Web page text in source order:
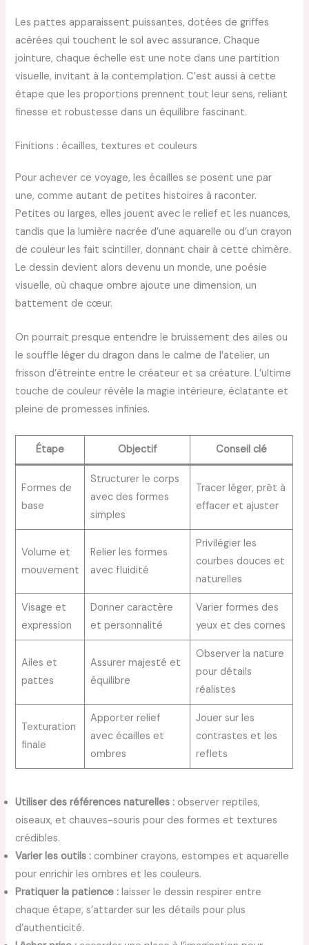
Les pattes apparaissent puissantes, dotées de griffes
acérées qui touchent le sol avec assurance. Chaque
jointure, chaque échelle est une note dans une partition
visuelle, invitant à la contemplation. C’est aussi à cette
étape que les proportions prennent tout leur sens, reliant
finesse et robustesse dans un équilibre fascinant.
Finitions : écailles, textures et couleurs
Pour achever ce voyage, les écailles se posent une par
une, comme autant de petites histoires à raconter.
Petites ou larges, elles jouent avec le relief et les nuances,
tandis que la lumière nacrée d’une aquarelle ou d’un crayon
de couleur les fait scintiller, donnant chair à cette chimère.
Le dessin devient alors devenu un monde, une poésie
visuelle, où chaque ombre ajoute une dimension, un
battement de cœur.
On pourrait presque entendre le bruissement des ailes ou
le souffle léger du dragon dans le calme de l’atelier, un
frisson d’étreinte entre le créateur et sa créature. L’ultime
touche de couleur révèle la magie intérieure, éclatante et
pleine de promesses infinies.
Étape Objectif Conseil clé
Formes de
base
Structurer le corps
avec des formes
simples
Tracer léger, prêt à
effacer et ajuster
Volume et
mouvement
Relier les formes
avec fluidité
Privilégier les
courbes douces et
naturelles
Visage et
expression
Donner caractère
et personnalité
Varier formes des
yeux et des cornes
Ailes et
pattes
Assurer majesté et
équilibre
Observer la nature
pour détails
réalistes
Texturation
finale
Apporter relief
avec écailles et
ombres
Jouer sur les
contrastes et les
reflets
Utiliser des références naturelles : observer reptiles,
oiseaux, et chauves-souris pour des formes et textures
crédibles.
Varier les outils : combiner crayons, estompes et aquarelle
pour enrichir les ombres et les couleurs.
Pratiquer la patience : laisser le dessin respirer entre
chaque étape, s’attarder sur les détails pour plus
d’authenticité.